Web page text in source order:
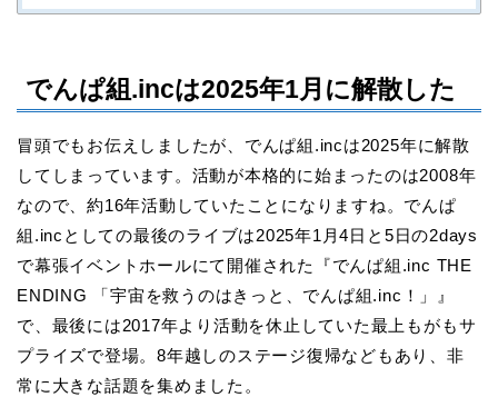
でんぱ組.incは2025年1月に解散した
冒頭でもお伝えしましたが、でんぱ組.incは2025年に解散
してしまっています。活動が本格的に始まったのは2008年
なので、約16年活動していたことになりますね。でんぱ
組.incとしての最後のライブは2025年1月4日と5日の2days
で幕張イベントホールにて開催された『でんぱ組.inc THE
ENDING 「宇宙を救うのはきっと、でんぱ組.inc！」』
で、最後には2017年より活動を休止していた最上もがもサ
プライズで登場。8年越しのステージ復帰などもあり、非
常に大きな話題を集めました。